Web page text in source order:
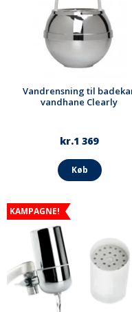
Vandrensning til
vandhane Clearly
kr.1 369
Køb
KAMPAGNE!